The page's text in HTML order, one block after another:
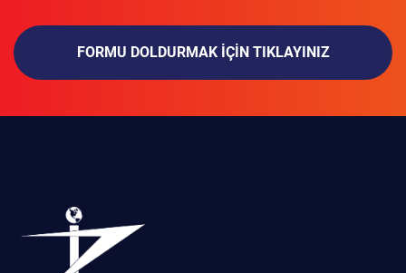
FORMU DOLDURMAK IÇIN TIKLAYINIZ